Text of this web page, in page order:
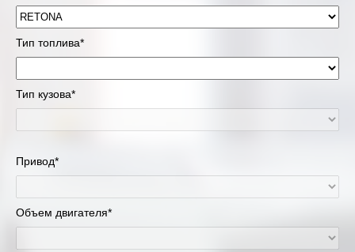
Тип топлива*
Тип кузова*
Привод*
Объем двигателя*